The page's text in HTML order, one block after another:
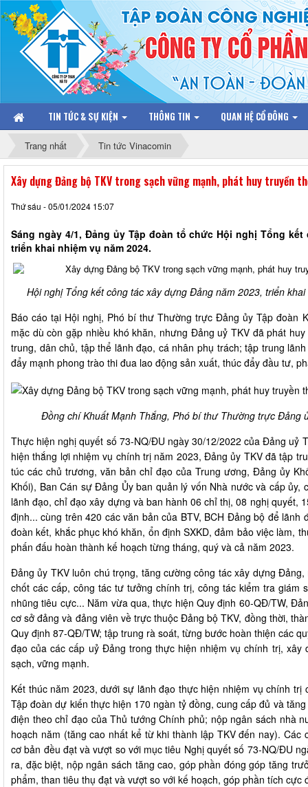
TIN TỨC & SỰ KIỆN THÔNG TIN QUAN HỆ CỔ ĐÔNG
Trang nhất Tin tức Vinacomin
Xây dựng Đảng bộ TKV trong sạch vững mạnh, phát huy truyền
Thứ sáu - 05/01/2024 15:07
Sáng ngày 4/1, Đảng ủy Tập đoàn tổ chức Hội nghị Tổng
triển khai nhiệm vụ năm 2024.
Hội nghị Tổng kết công tác xây dựng Đảng năm 2023, triển
Báo cáo tại Hội nghị, Phó bí thư Thường trực Đảng ủy Tập đoàn
mặc dù còn gặp nhiều khó khăn, nhưng Đảng uỷ TKV đã phát
trung, dân chủ, tập thể lãnh đạo, cá nhân phụ trách; tập trung
đẩy mạnh phong trào thi đua lao động sản xuất, thúc đẩy đầu tư,
Đồng chí Khuất Mạnh Thắng, Phó bí thư Thường trực Đảng
Thực hiện nghị quyết số 73-NQ/ĐU ngày 30/12/2022 của Đảng uỷ
hiện thắng lợi nhiệm vụ chính trị năm 2023, Đảng ủy TKV đã tập
túc các chủ trương, văn bản chỉ đạo của Trung ương, Đảng ủy
Khối), Ban Cán sự Đảng Ủy ban quản lý vốn Nhà nước và cấp ủy,
lãnh đạo, chỉ đạo xây dựng và ban hành 06 chỉ thị, 08 nghị quyết,
định... cùng trên 420 các văn bản của BTV, BCH Đảng bộ để
đoàn kết, khắc phục khó khăn, ổn định SXKD, đảm bảo việc làm,
phấn đấu hoàn thành kế hoạch từng tháng, quý và cả năm 2023.
Đảng ủy TKV luôn chú trọng, tăng cường công tác xây dựng
chốt các cấp, công tác tư tưởng chính trị, công tác kiểm tra giám
nhũng tiêu cực... Năm vừa qua, thực hiện Quy định 60-QĐ/TW,
cơ sở đảng và đảng viên về trực thuộc Đảng bộ TKV, đồng thời,
Quy định 87-QĐ/TW; tập trung rà soát, từng bước hoàn thiện các
đạo của các cấp uỷ Đảng trong thực hiện nhiệm vụ chính trị,
sạch, vững mạnh.
Kết thúc năm 2023, dưới sự lãnh đạo thực hiện nhiệm vụ chính trị
Tập đoàn dự kiến thực hiện 170 ngàn tỷ đồng, cung cấp đủ và
điện theo chỉ đạo của Thủ tướng Chính phủ; nộp ngân sách nhà
hoạch năm (tăng cao nhất kể từ khi thành lập TKV đến nay).
cơ bản đều đạt và vượt so với mục tiêu Nghị quyết số 73-NQ/ĐU
ra, đặc biệt, nộp ngân sách tăng cao, góp phần đóng góp tăng
phẩm, than tiêu thụ đạt và vượt so với kế hoạch, góp phần tích